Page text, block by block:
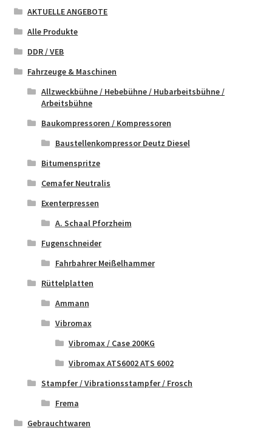
AKTUELLE ANGEBOTE
Alle Produkte
DDR / VEB
Fahrzeuge & Maschinen
Allzweckbühne / Hebebühne / Hubarbeitsbühne /
Arbeitsbühne
Baukompressoren / Kompressoren
Baustellenkompressor Deutz Diesel
Bitumenspritze
Cemafer Neutralis
Exenterpressen
A. Schaal Pforzheim
Fugenschneider
Fahrbahrer Meißelhammer
Rüttelplatten
Ammann
Vibromax
Vibromax / Case 200KG
Vibromax ATS6002 ATS 6002
Stampfer / Vibrationsstampfer / Frosch
Frema
Gebrauchtwaren